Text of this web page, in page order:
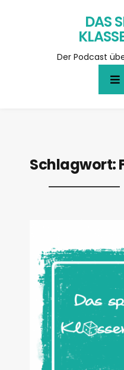
DAS
Der Podcast
Schlagwort: